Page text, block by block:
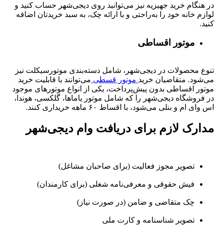
در هنگام خرید جهیزیه نیز می‌توانید روی دیجی‌شهر حساب کنید و
لوازم خانه خود را به‌راحتی و با ارائه چک، به سبد خریدتان اضافه
کنید.
موتور اقساطی
تنوع محصولات در دیجی‌شهر، شامل دسته‌بندی موتورسیکلت نیز
می‌شود. متقاضیان خرید موتور قسطی می‌توانند با قابلیت خرید
موتور اقساطی بدون پیش‌پرداخت، یکی از انواع موتورهای موجود
در فروشگاه دیجی‌شهر را که شامل موتور یاماها، گلکسی، هوندا،
اس وای ام و بنلی می‌شود، با اقساط ۶۰ ماهه خریداری کنند.
مدارک لازم برای دریافت وام دیجی‌شهر
تصویر مجوز فعالیت (برای صاحبان مشاغل)
فیش حقوقی و معرفی‌نامه شغلی (برای کارمندان)
چک متقاضی و ضامن (در صورت نیاز)
تصویر شناسنامه و کارت ملی